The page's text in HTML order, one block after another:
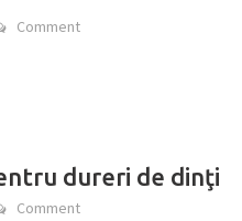
Comment
dureri de dinţi
Comment